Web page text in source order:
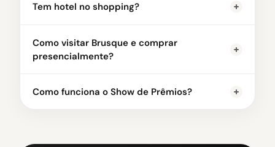
Tem hotel no shopping?
Como visitar Brusque e comprar
presencialmente?
Como funciona o Show de Prêmios?